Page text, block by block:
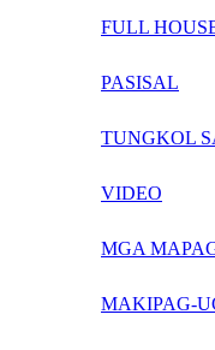
FULL
PASISAL
TUNGKOL
VIDEO
MGA
MAKIPAG-